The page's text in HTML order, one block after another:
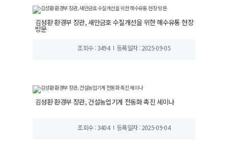
김성환 환경부 장관, 새만금호 수질개선을 위한 해수유통 현장
방문
조회수 : 3494 등록일자 : 2025-09-05
김성환 환경부 장관, 건설농업기계 전동화 촉진 세미나
조회수 : 3404 등록일자 : 2025-09-04